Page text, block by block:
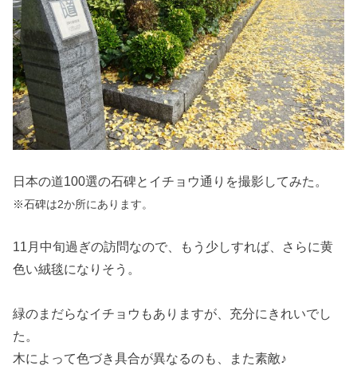
日本の道100選の石碑とイチョウ通りを撮影してみた。
※石碑は2か所にあります。
11月中旬過ぎの訪問なので、もう少しすれば、さらに黄
色い絨毯になりそう。
緑のまだらなイチョウもありますが、充分にきれいでし
た。
木によって色づき具合が異なるのも、また素敵♪